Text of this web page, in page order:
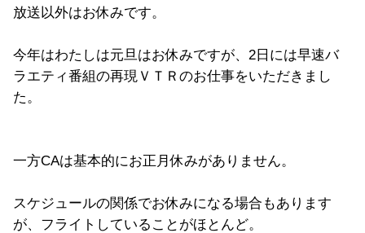
放送以外はお休みです。
今年はわたしは元旦はお休みですが、2日には早速バ
ラエティ番組の再現ＶＴＲのお仕事をいただきまし
た。
一方CAは基本的にお正月休みがありません。
スケジュールの関係でお休みになる場合もあります
が、フライトしていることがほとんど。